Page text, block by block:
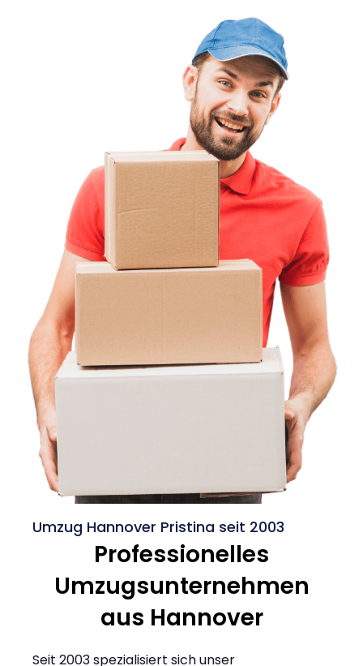
Umzug Hannover Pristina seit 2003
Professionelles
Umzugsunternehmen
aus Hannover
Seit 2003 spezialisiert sich unser